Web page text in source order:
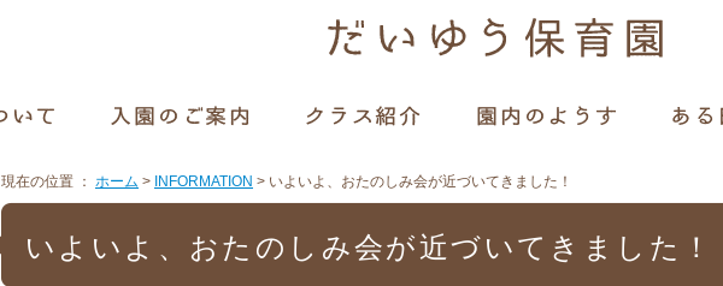
現在の位置 ： ホーム > INFORMATION > いよいよ、おたのしみ会が近づいてきました！
いよいよ、おたのしみ会が近づいてきました！